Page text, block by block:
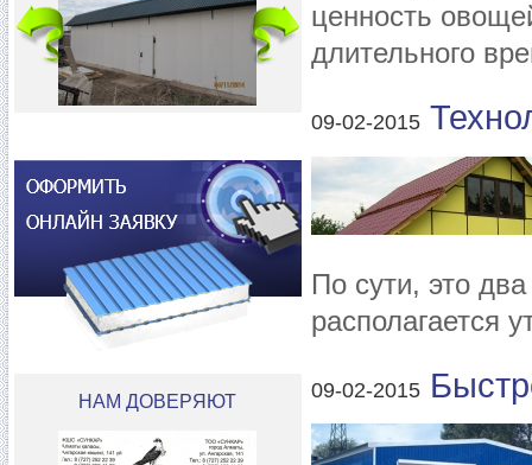
НАМ ДОВЕРЯЮТ
ценность
длительного
09-02-2015
По сути, это
располагается
09-02-2015